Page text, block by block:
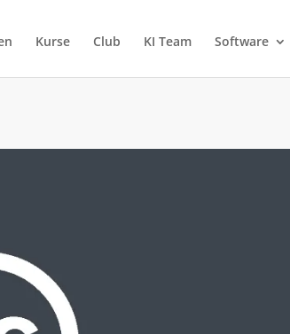
Kurse Club KI Team Software